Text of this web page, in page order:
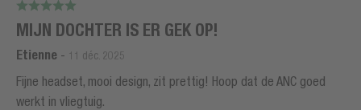
MIJN DOCHTER IS ER GEK OP!
Etienne - 11 déc. 2025
Fijne headset, mooi design, zit prettig! Hoop dat de ANC goed
werkt in vliegtuig.